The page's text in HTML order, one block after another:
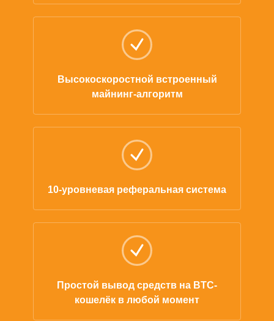
Высокоскоростной встроенный
майнинг-алгоритм
10-уровневая реферальная система
Простой вывод средств на BTC-
кошелёк в любой момент